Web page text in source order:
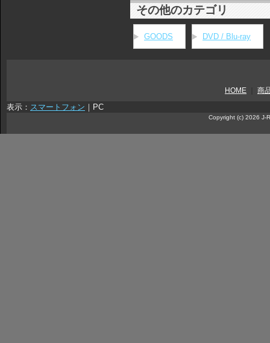
その他のカテゴリ
GOODS DVD / Blu-ray
HOME 商
表示： スマートフォン ｜ PC
Copyright (c) 2026 J-